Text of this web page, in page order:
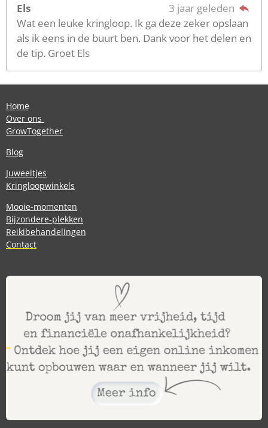
Els
3 jaar geleden
Wat een leuke kringloop. Ik ga deze zeker opslaan
als ik eens in de buurt ben. Dank voor het delen en
de tip. Groet Els
Home
Over ons
GrowTogether
Blog
Juweeltjes
Kringloopwinkels
Mooie-momenten
Bijzondere-plekken
Reikibehandelingen
Contact